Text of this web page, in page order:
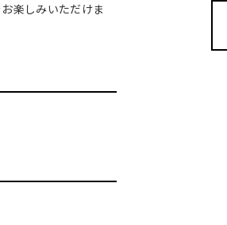
楽しみいただけま